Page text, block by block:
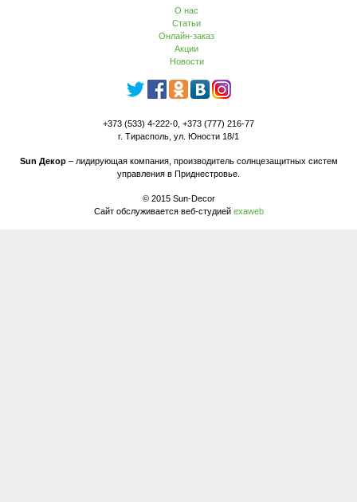
О нас
Статьи
Онлайн-заказ
Акции
Новости
+373 (533) 4-222-0, +373 (777) 216-77
г. Тирасполь, ул. Юности 18/1
Sun Декор– лидирующая компания, производитель солнцезащитных систем
управления в Приднестровье.
© 2015 Sun-Decor
Сайт обслуживается веб-студией exaweb